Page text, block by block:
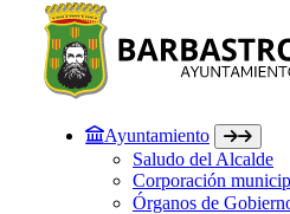
Ayuntamiento
Saludo del Alcalde
Corporación
Órganos de